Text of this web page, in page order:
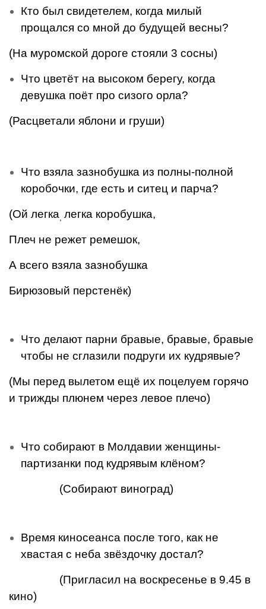
Кто был свидетелем, когда милый
прощался со мной до буду­щей весны?
(На муромской дороге стояли 3 сосны)
Что цветёт на высоком берегу, когда
девушка поёт про сизого орла?
(Расцветали яблони и груши)
Что взяла зазнобушка из полны-полной
коробочки, где есть и ситец и парча?
(Ой легка легка коробушка,
Плеч не режет ремешок,
А всего взяла зазнобушка
Бирюзовый перстенёк)
Что делают парни бравые, бравые, бравые
чтобы не сглазили подруги их кудрявые?
(Мы перед вылетом ещё их поцелуем горячо
и трижды плюнем через левое плечо)
Что собирают в Молдавии женщины-
партизанки под кудрявым клёном?
(Собирают виноград)
Время киносеанса после того, как не
хвастая с неба звёздочку достал?
(Пригласил на воскресенье в 9.45 в
кино)